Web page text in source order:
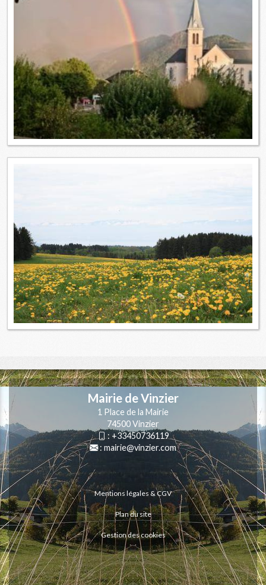
Mairie de Vinzier
1 Place de la Mairie
74500 Vinzier
: +33450736119
: mairie@vinzier.com
Mentions légales & CGV
Plan du site
Gestion des cookies